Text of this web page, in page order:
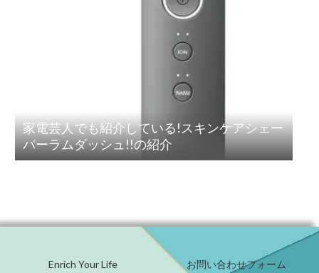
家電芸人でも紹介している!スキンケアシェー
バーラムダッシュ!!の紹介
Enrich Your Life お問い合わせフォーム